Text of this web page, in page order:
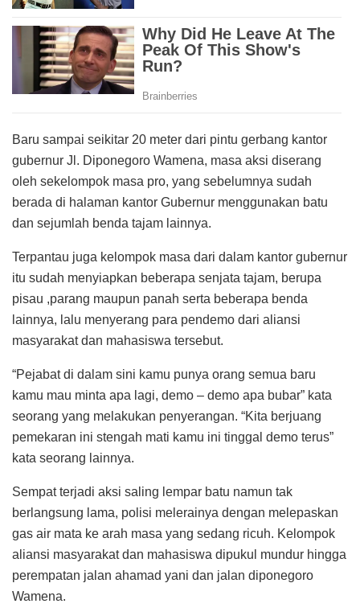
Baru sampai seikitar 20 meter dari pintu gerbang kantor
gubernur Jl. Diponegoro Wamena, masa aksi diserang
oleh sekelompok masa pro, yang sebelumnya sudah
berada di halaman kantor Gubernur menggunakan batu
dan sejumlah benda tajam lainnya.
Terpantau juga kelompok masa dari dalam kantor gubernur
itu sudah menyiapkan beberapa senjata tajam, berupa
pisau ,parang maupun panah serta beberapa benda
lainnya, lalu menyerang para pendemo dari aliansi
masyarakat dan mahasiswa tersebut.
“Pejabat di dalam sini kamu punya orang semua baru
kamu mau minta apa lagi, demo – demo apa bubar” kata
seorang yang melakukan penyerangan. “Kita berjuang
pemekaran ini stengah mati kamu ini tinggal demo terus”
kata seorang lainnya.
Sempat terjadi aksi saling lempar batu namun tak
berlangsung lama, polisi melerainya dengan melepaskan
gas air mata ke arah masa yang sedang ricuh. Kelompok
aliansi masyarakat dan mahasiswa dipukul mundur hingga
perempatan jalan ahamad yani dan jalan diponegoro
Wamena.